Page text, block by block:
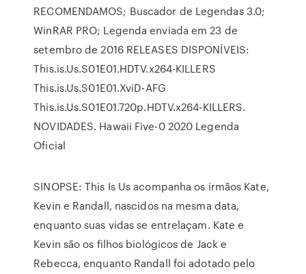
RECOMENDAMOS; Buscador de Legendas 3.0;
WinRAR PRO; Legenda enviada em 23 de
setembro de 2016 RELEASES DISPONÍVEIS:
This.is.Us.S01E01.HDTV.x264-KILLERS
This.is.Us.S01E01.XviD-AFG
This.is.Us.S01E01.720p.HDTV.x264-KILLERS.
NOVIDADES. Hawaii Five-0 2020 Legenda
Oficial
SINOPSE: This Is Us acompanha os irmãos Kate,
Kevin e Randall, nascidos na mesma data,
enquanto suas vidas se entrelaçam. Kate e
Kevin são os filhos biológicos de Jack e
Rebecca, enquanto Randall foi adotado pelo